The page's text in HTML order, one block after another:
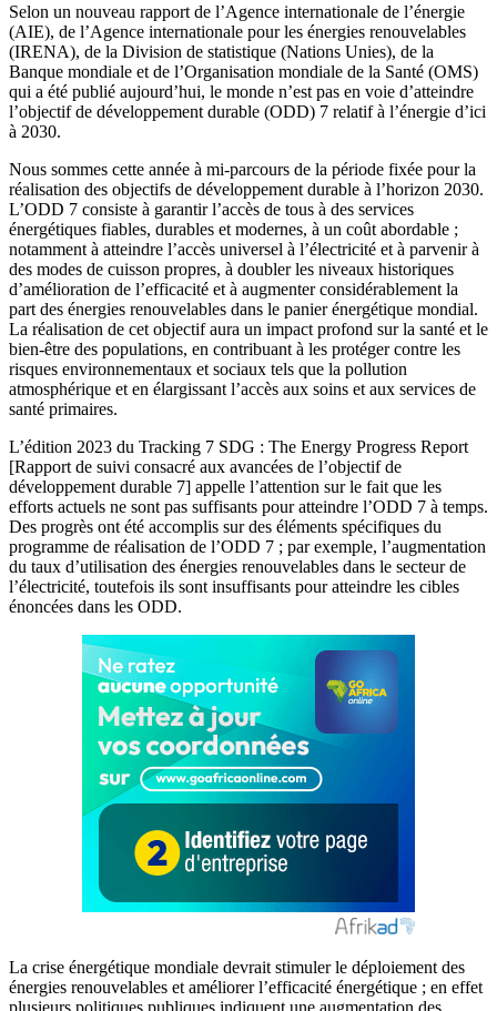
Selon un nouveau rapport de l’Agence internationale de l’énergie
(AIE), de l’Agence internationale pour les énergies renouvelables
(IRENA), de la Division de statistique (Nations Unies), de la
Banque mondiale et de l’Organisation mondiale de la Santé (OMS)
qui a été publié aujourd’hui, le monde n’est pas en voie d’atteindre
l’objectif de développement durable (ODD) 7 relatif à l’énergie d’ici
à 2030.
Nous sommes cette année à mi-parcours de la période fixée pour la
réalisation des objectifs de développement durable à l’horizon 2030.
L’ODD 7 consiste à garantir l’accès de tous à des services
énergétiques fiables, durables et modernes, à un coût abordable ;
notamment à atteindre l’accès universel à l’électricité et à parvenir à
des modes de cuisson propres, à doubler les niveaux historiques
d’amélioration de l’efficacité et à augmenter considérablement la
part des énergies renouvelables dans le panier énergétique mondial.
La réalisation de cet objectif aura un impact profond sur la santé et le
bien-être des populations, en contribuant à les protéger contre les
risques environnementaux et sociaux tels que la pollution
atmosphérique et en élargissant l’accès aux soins et aux services de
santé primaires.
L’édition 2023 du Tracking 7 SDG : The Energy Progress Report
[Rapport de suivi consacré aux avancées de l’objectif de
développement durable 7] appelle l’attention sur le fait que les
efforts actuels ne sont pas suffisants pour atteindre l’ODD 7 à temps.
Des progrès ont été accomplis sur des éléments spécifiques du
programme de réalisation de l’ODD 7 ; par exemple, l’augmentation
du taux d’utilisation des énergies renouvelables dans le secteur de
l’électricité, toutefois ils sont insuffisants pour atteindre les cibles
énoncées dans les ODD.
La crise énergétique mondiale devrait stimuler le déploiement des
énergies renouvelables et améliorer l’efficacité énergétique ; en effet
plusieurs politiques publiques indiquent une augmentation des